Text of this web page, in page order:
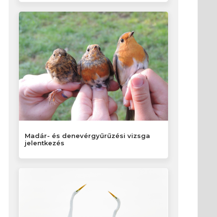
Madár- és denevérgyűrűzési vizsga
jelentkezés